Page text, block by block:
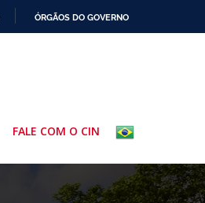
ÓRGÃOS DO GOVERNO
FALE COM O CIN